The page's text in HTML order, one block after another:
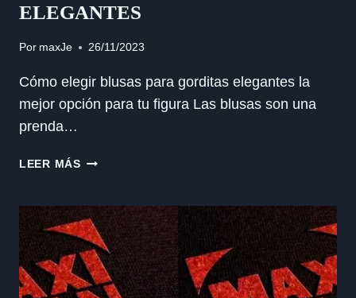
ELEGANTES
Por maxJe 26/11/2023
Cómo elegir blusas para gorditas elegantes la
mejor opción para tu figura Las blusas son una
prenda…
LEER MÁSBLUSAS
ELEGANTES